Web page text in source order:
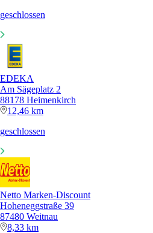
geschlossen
EDEKA
Am Sägeplatz 2
88178 Heimenkirch
12,46 km
geschlossen
Netto Marken-Discount
Hoheneggstraße 39
87480 Weitnau
8,33 km